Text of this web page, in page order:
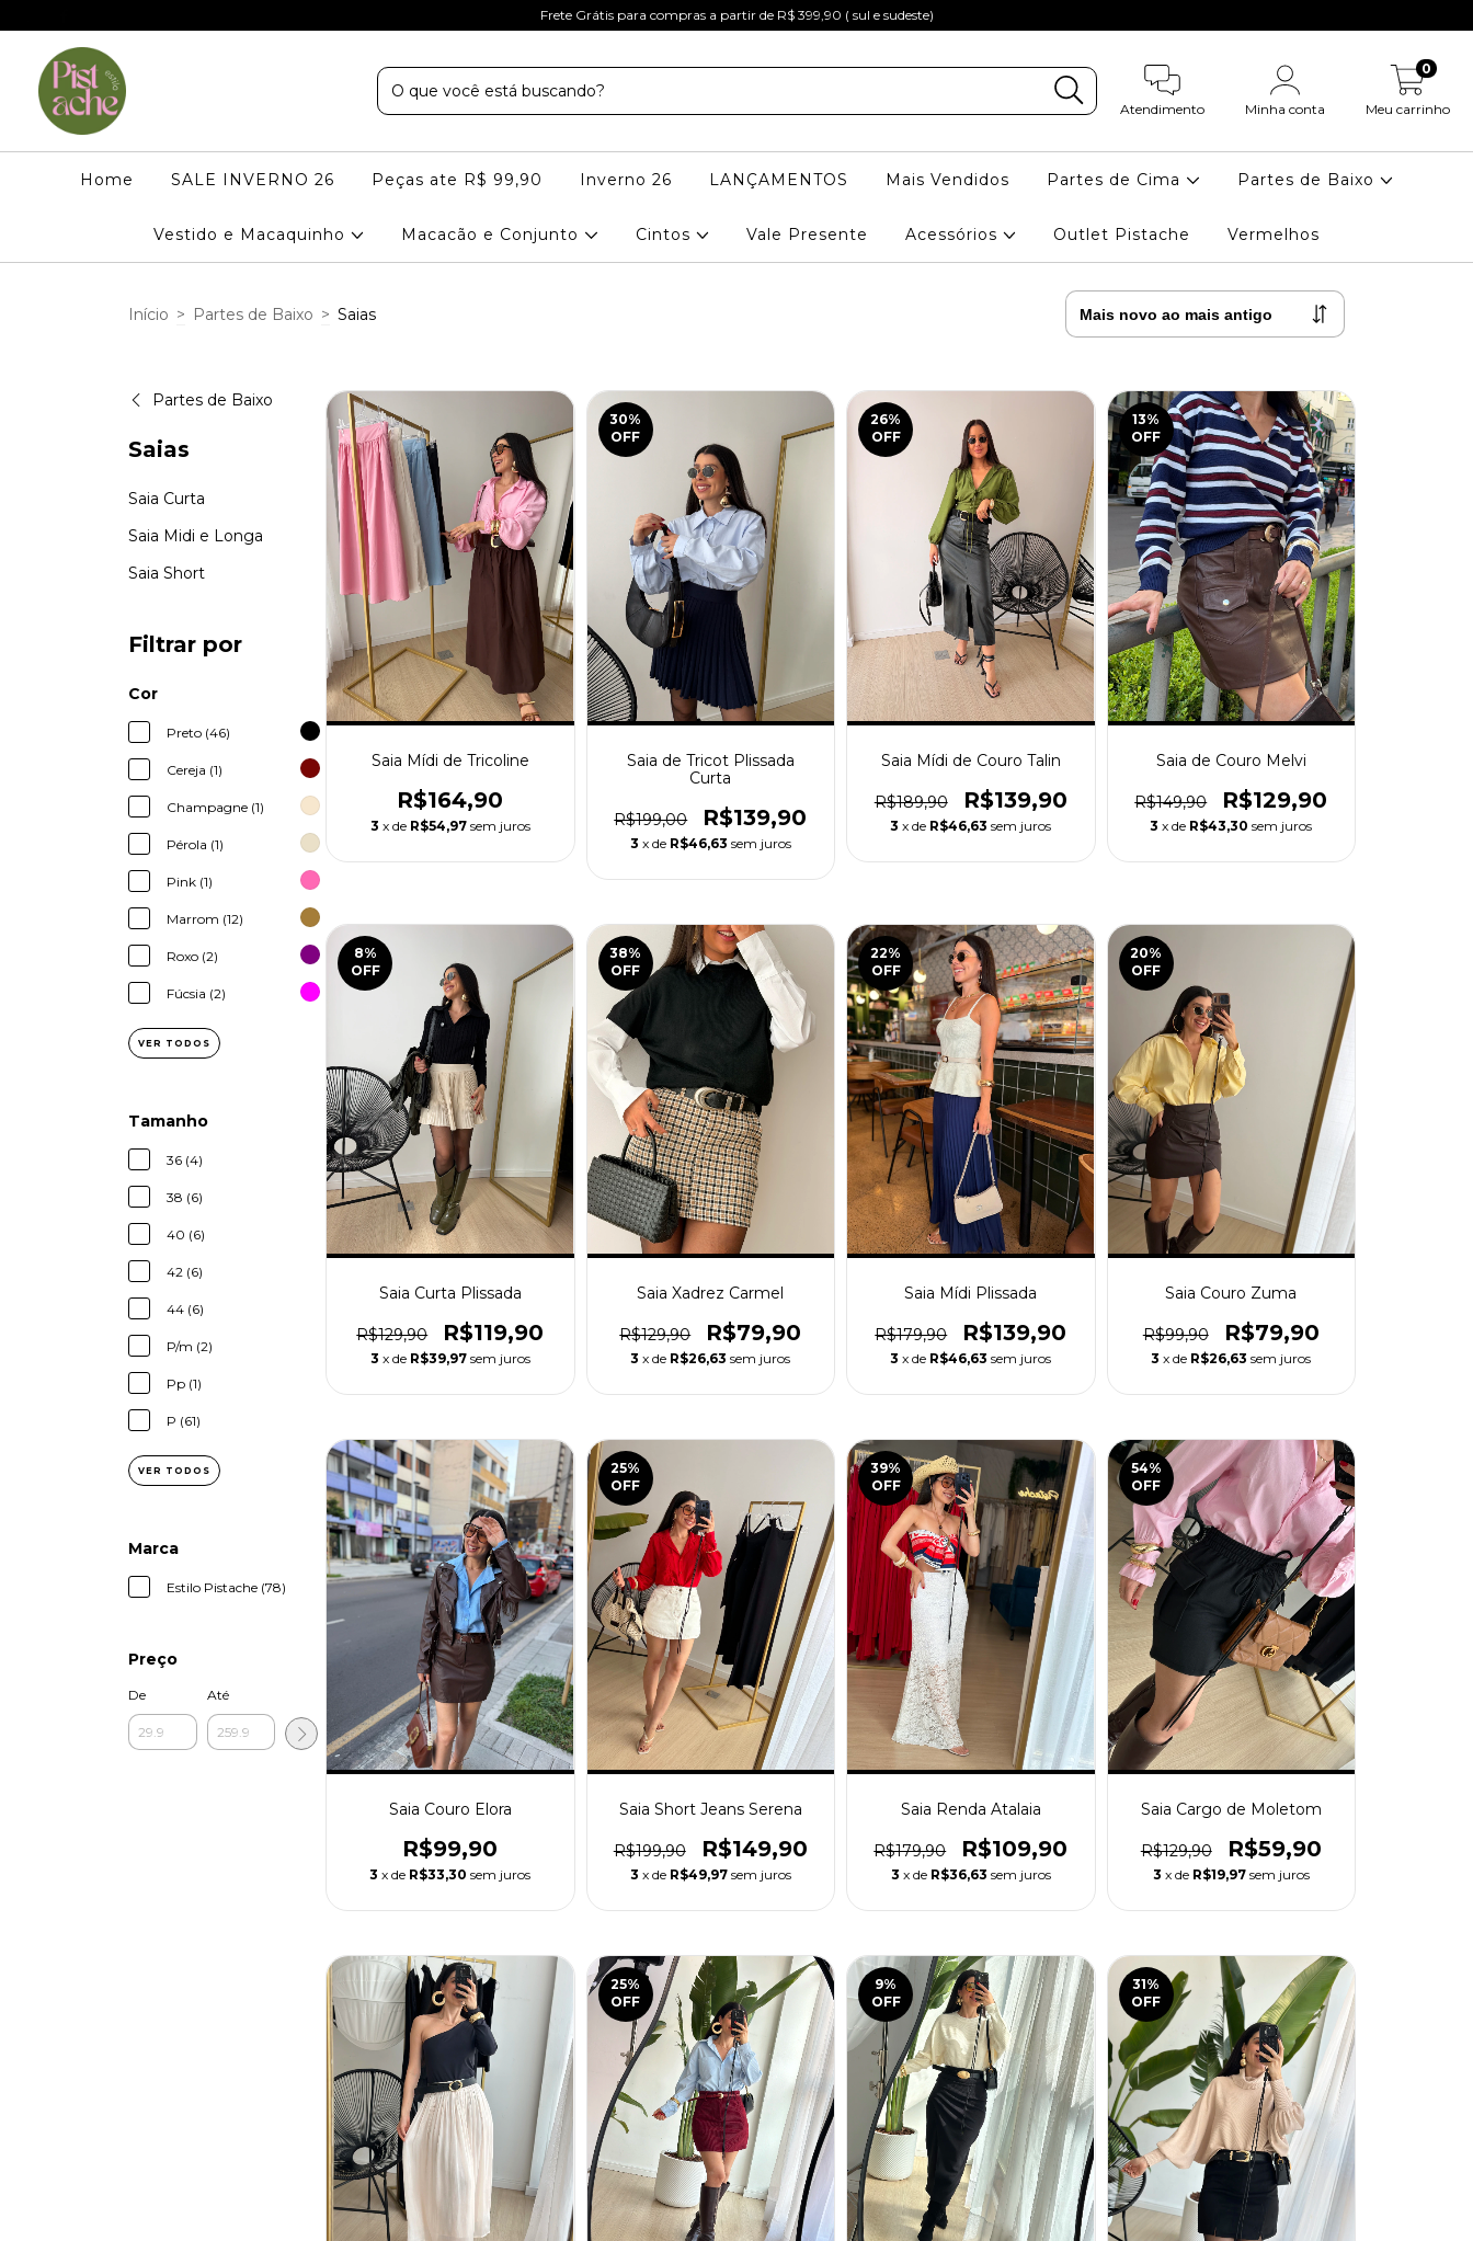
Frete Grátis para compras a partir de R$ 399,90 ( sul e sudeste)
Atendimento Minha conta Meu carrinho
0
Home SALE INVERNO 26 Peças ate R$ 99,90 Inverno 26 LANÇAMENTOS Mais Vendidos Partes de Cima Partes de Baixo
Vestido e Macaquinho Macacão e Conjunto Cintos Vale Presente Acessórios Outlet Pistache Vermelhos
Início > Partes de Baixo > Saias
Partes de Baixo
Saias
Saia Curta
Saia Midi e Longa
Saia Short
Filtrar por
Cor
Preto (46)
Cereja (1)
Champagne (1)
Pérola (1)
Pink (1)
Marrom (12)
Roxo (2)
Fúcsia (2)
VER TODOS
Tamanho
36 (4)
38 (6)
40 (6)
42 (6)
44 (6)
P/m (2)
Pp (1)
P (61)
VER TODOS
Marca
Estilo Pistache (78)
Preço
De Até
Saia Mídi de Tricoline
R$164,90
3 x de R$54,97 sem juros
30%
OFF
Saia de Tricot Plissada
Curta
R$199,00 R$139,90
3 x de R$46,63 sem juros
26%
OFF
Saia Mídi de Couro Talin
R$189,90 R$139,90
3 x de R$46,63 sem juros
13%
OFF
Saia de Couro Melvi
R$149,90 R$129,90
3 x de R$43,30 sem juros
8%
OFF
Saia Curta Plissada
R$129,90 R$119,90
3 x de R$39,97 sem juros
38%
OFF
Saia Xadrez Carmel
R$129,90 R$79,90
3 x de R$26,63 sem juros
22%
OFF
Saia Mídi Plissada
R$179,90 R$139,90
3 x de R$46,63 sem juros
20%
OFF
Saia Couro Zuma
R$99,90 R$79,90
3 x de R$26,63 sem juros
Saia Couro Elora
R$99,90
3 x de R$33,30 sem juros
25%
OFF
Saia Short Jeans Serena
R$199,90 R$149,90
3 x de R$49,97 sem juros
39%
OFF
Saia Renda Atalaia
R$179,90 R$109,90
3 x de R$36,63 sem juros
54%
OFF
Saia Cargo de Moletom
R$129,90 R$59,90
3 x de R$19,97 sem juros
25%
OFF
9%
OFF
31%
OFF